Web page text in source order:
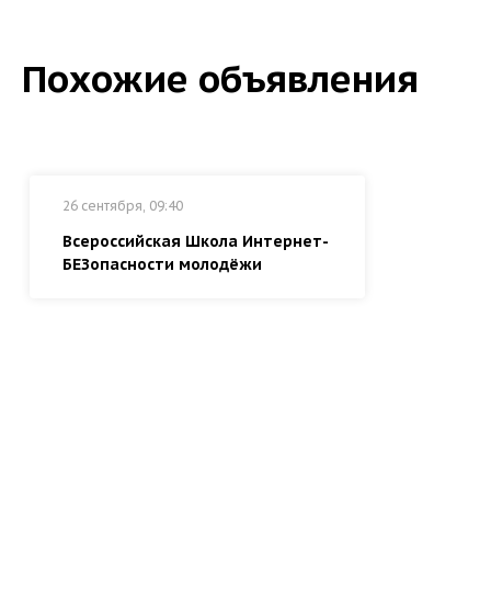
Похожие объявления
26 сентября, 09:40
Всероссийская Школа Интернет-
БЕЗопасности молодёжи